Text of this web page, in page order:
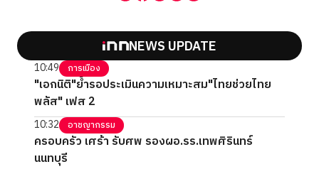
NEWS UPDATE
10:49 การเมือง
"เอกนิติ"ย้ำรอประเมินความเหมาะสม"ไทยช่วยไทย
พลัส" เฟส 2
10:32 อาชญากรรม
ครอบครัว เศร้า รับศพ รองผอ.รร.เทพศิรินทร์
นนทบุรี